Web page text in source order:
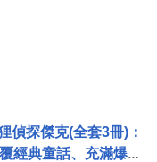
偵探傑克(全套3冊)：
經典童話、充滿爆笑